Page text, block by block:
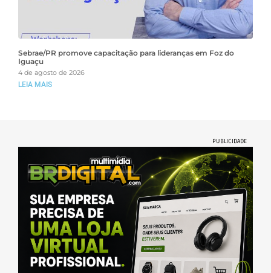
Sebrae/PR promove capacitação para lideranças em Foz do
Iguaçu
4 de agosto de 2026
LEIA MAIS
PUBLICIDADE